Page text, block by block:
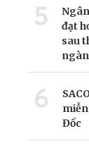
5
đạt
sau
6
Đốc